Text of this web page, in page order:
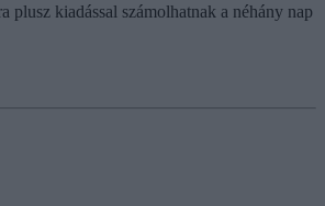
kiadással számolhatnak a néhány nap